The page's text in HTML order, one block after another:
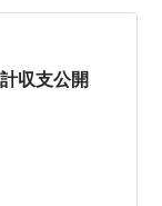
かされていま
七十三歳のハ
万円！」 こう
収支公開